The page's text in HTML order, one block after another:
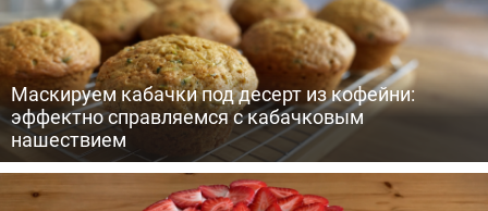
Маскируем кабачки под десерт из кофейни:
эффектно справляемся с кабачковым
нашествием